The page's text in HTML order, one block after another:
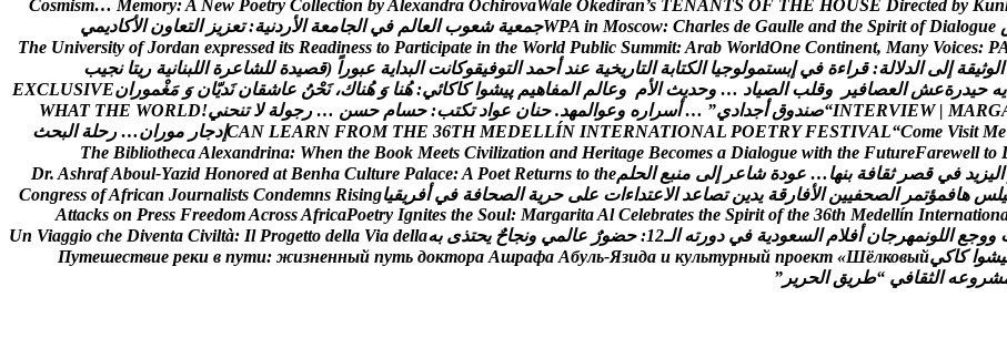
Cosmism… Memory:A New Poetry Collection byAlexandra OchirovaWale Okediran’s TENANTS OF THE HOUSE Directed by Kun
WPA in Moscow: Charles de Gaulle and the Spirit of Dialogue جمعية شعوب العالم في الجامعة الردنية: تعزيز التعاون الكاديمي
The University of Jordan expressed its Readiness to Participate in the World Public Summit:Arab WorldOne Continent, Many Voices: PA
الوثيقة إلى الدللة: قراءة في إبستمولوجيا الكتابة التاريخية عند أحمد التوفيقوكانت البداية عبورا (قصيدة للشاعرة اللبنانية ريتا نجيب
يه حيدرةعش العصافير وقلب الصياد … وحديث الم وعالم المفاهيم پیشوا کاکائي: هنا و هناك، نحن عاشقان نديان و مغموران EXCLUSIVE
INTERVIEW | MARG
“صندوق أجدادي”
… أسراره وعوالمهد. حنان عواد تكتب: حسام حسن … رجولة ل تنحني!
WHAT THE WORLD
CAN LEARN FROM THE 36TH MEDELLÍN INTERNATIONAL POETRY FESTIVAL“Come Visit Me إدجار موران… رحلة البحث
The BibliothecaAlexandrina: When the Book Meets Civilization and Heritage Becomes a Dialogue with the FutureFarewell to
اليزيد في قصر ثقافة بنها… عودة شاعر إلى منبع الحلم Dr. AshrafAboul-Yazid Honored at Benha Culture Palace:A Poet Returns to the
يلس هافمؤتمر الصحفيين الفارقة يدين تصاعد العتداءات على حرية الصحافة في أفريقيا Congress ofAfrican Journalists Condemns Rising
Attacks on Press FreedomAcrossAfricaPoetry Ignites the Soul: MargaritaAl Celebrates the Spirit of the 36th Medellín Internation
ووجع اللونمهرجان أفلم السعودية في دورته الـ 12
: حضور عالمي ونجاح يحتذى به Un Viaggio che Diventa Civiltà: Il Progetto della Via della
يشوا كاكي Путешествие реки в пути: жизненный путь доктора Ашрафа Абуль-Язида и культурный проект «Шёлковый
شر وعه الثقافي “طريق الحرير ”